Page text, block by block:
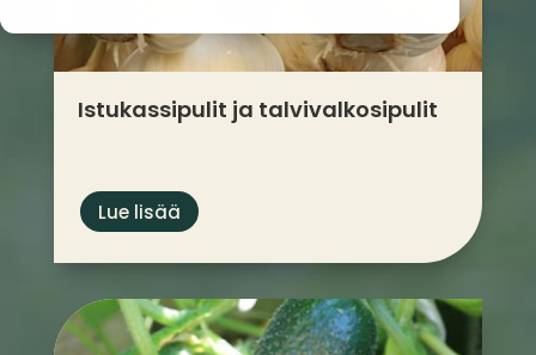
Istukassipulit ja talvi­valkosipulit
Lue lisää